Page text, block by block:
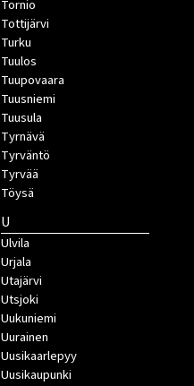
Tornio
Tottijärvi
Turku
Tuulos
Tuupovaara
Tuusniemi
Tuusula
Tyrnävä
Tyrväntö
Tyrvää
Töysä
U
Ulvila
Urjala
Utajärvi
Utsjoki
Uukuniemi
Uurainen
Uusikaarlepyy
Uusikaupunki